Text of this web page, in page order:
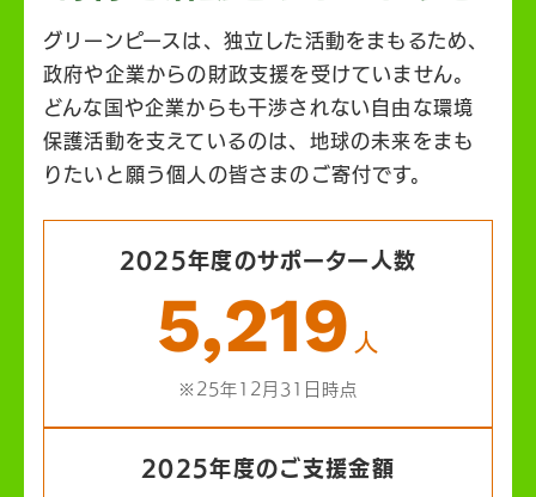
グリーンピースは、独立した活動をまもるため、
政府や企業からの財政支援を受けていません。
どんな国や企業からも干渉されない自由な環境
保護活動を支えているのは、地球の未来をまも
りたいと願う個人の皆さまのご寄付です。
2025年度のサポーター人数
5,219 人
※25年12月31日時点
2025年度のご支援金額